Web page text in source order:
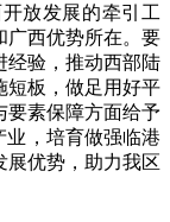
放发展的牵引工
广西优势所在。要
经验，推动西部陆
短板，做足用好平
要素保障方面给予
业，培育做强临港
展优势，助力我区